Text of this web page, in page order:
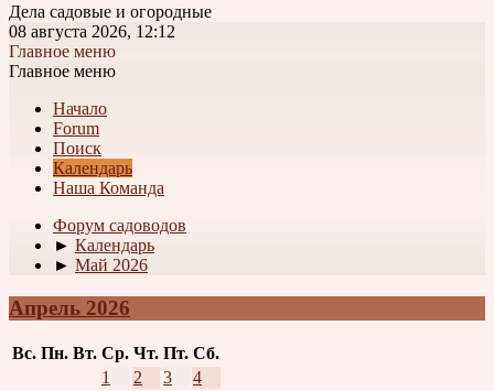
Дела садовые и огородные
08 августа 2026, 12:12
Главное меню
Главное меню
Начало
Forum
Поиск
Календарь
Наша Команда
Форум садоводов
► Календарь
► Май 2026
Апрель 2026
Вс. Пн. Вт. Ср. Чт. Пт. Сб.
1
2 3
4